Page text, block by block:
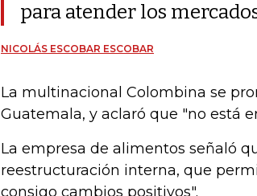
para atender los
NICOLÁS ESCOBAR ESCOBAR
La multinacional Colombina se
Guatemala, y aclaró que "no está
La empresa de alimentos señaló
reestructuración interna, que
consigo cambios positivos".